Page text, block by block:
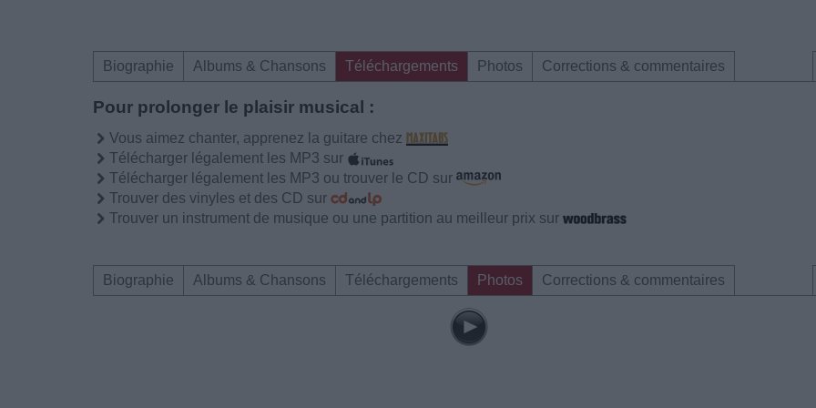
Biographie Albums & Chansons Téléchargements Photos Corrections & commentaires
Pour prolonger le plaisir musical :
Vous aimez chanter, apprenez la guitare chez
Télécharger légalement les MP3 sur
Télécharger légalement les MP3 ou trouver le CD sur
Trouver des vinyles et des CD sur
Trouver un instrument de musique ou une partition au meilleur prix sur
Biographie Albums & Chansons Téléchargements Photos Corrections & commentaires